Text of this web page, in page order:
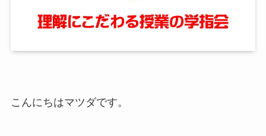
こんにちはマツダです。